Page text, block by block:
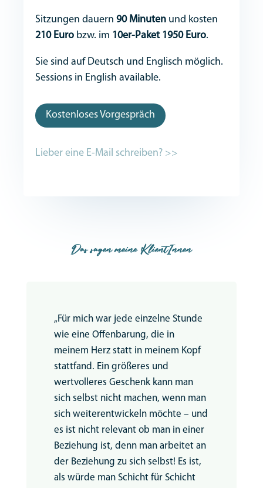
Sitzungen dauern90 Minuten und kosten
210 Euro bzw. im 10er-Paket 1950 Euro.
Sie sind auf Deutsch und Englisch möglich.
Sessions in English available.
Kostenloses Vorgespräch
Lieber eine E-Mail schreiben? >>
Das sagen meine KlientInnen
„Für mich war jede einzelne Stunde
wie eine Offenbarung, die in
meinem Herz statt in meinem Kopf
stattfand. Ein größeres und
wertvolleres Geschenk kann man
sich selbst nicht machen, wenn man
sich weiterentwickeln möchte – und
es ist nicht relevant ob man in einer
Beziehung ist, denn man arbeitet an
der Beziehung zu sich selbst! Es ist,
als würde man Schicht für Schicht